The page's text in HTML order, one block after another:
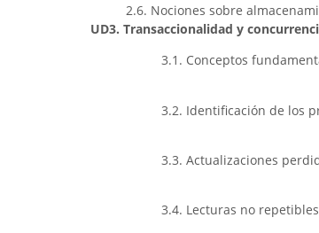
2.6. Nociones sobre
UD3. Transaccionalidad y
3.1. Conceptos
3.2. Identificación de los
3.3. Actualizaciones
3.4. Lecturas no